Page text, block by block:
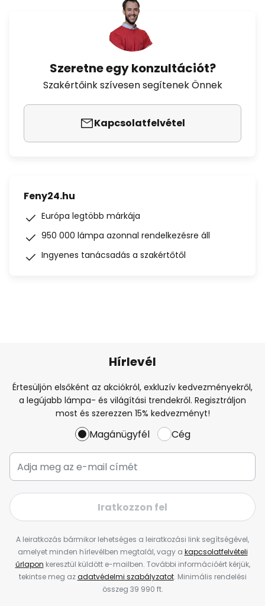
Szeretne egy konzultációt?
Szakértőink szívesen segítenek Önnek
Kapcsolatfelvétel
Feny24.hu
Európa legtöbb márkája
950 000 lámpa azonnal rendelkezésre áll
Ingyenes tanácsadás a szakértőtől
Hírlevél
Értesüljön elsőként az akciókról, exkluzív kedvezményekről,
a legújabb lámpa- és világítási trendekről. Regisztráljon
most és szerezzen 15% kedvezményt!
Magánügyfél Cég
Iratkozzon fel
A leiratkozás bármikor lehetséges a leiratkozási link segítségével,
amelyet minden hírlevélben megtalál, vagy a kapcsolatfelvételi
űrlapon keresztül küldött e-mailben. További információért kérjük,
tekintse meg azadatvédelmi szabályzatot. Minimális rendelési
összeg 39 990 ft.